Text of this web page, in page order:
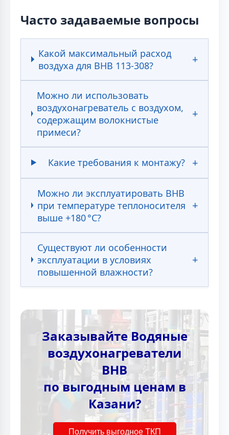
Часто задаваемые вопросы
Какой максимальный расход
воздуха для ВНВ 113-308?
Можно ли использовать
воздухонагреватель с воздухом,
содержащим волокнистые
примеси?
Какие требования к монтажу?
Можно ли эксплуатировать ВНВ
при температуре теплоносителя
выше +180 °C?
Существуют ли особенности
эксплуатации в условиях
повышенной влажности?
Заказывайте Водяные
воздухонагреватели
ВНВ
по выгодным ценам в
Казани?
Получить выгодное ТКП